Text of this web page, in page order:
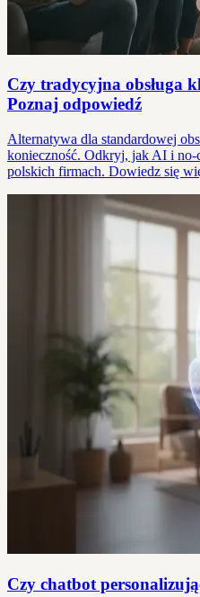
Czy tradycyjna obsługa
Poznaj odpowiedź
Alternatywa dla standardowej
konieczność. Odkryj, jak AI i no-
polskich firmach. Dowiedz się
Czy chatbot